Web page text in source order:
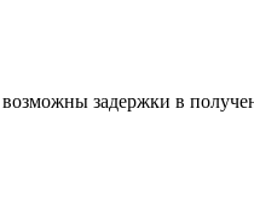
задержки в